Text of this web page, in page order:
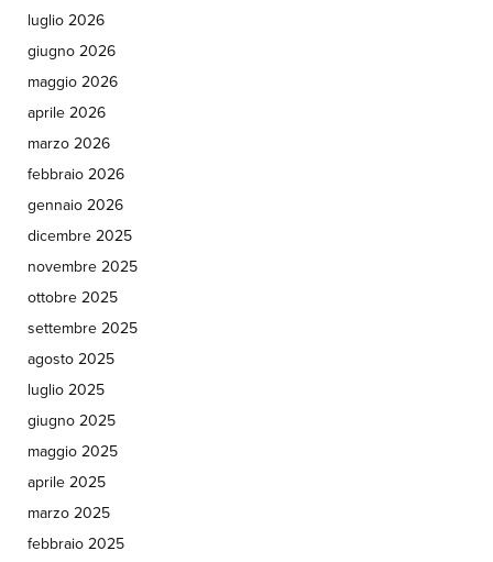
luglio 2026
giugno 2026
maggio 2026
aprile 2026
marzo 2026
febbraio 2026
gennaio 2026
dicembre 2025
novembre 2025
ottobre 2025
settembre 2025
agosto 2025
luglio 2025
giugno 2025
maggio 2025
aprile 2025
marzo 2025
febbraio 2025